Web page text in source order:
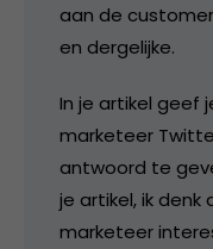
aan de
en dergelijke.
In je artikel geef
marketeer
antwoord te
je artikel, ik
marketeer